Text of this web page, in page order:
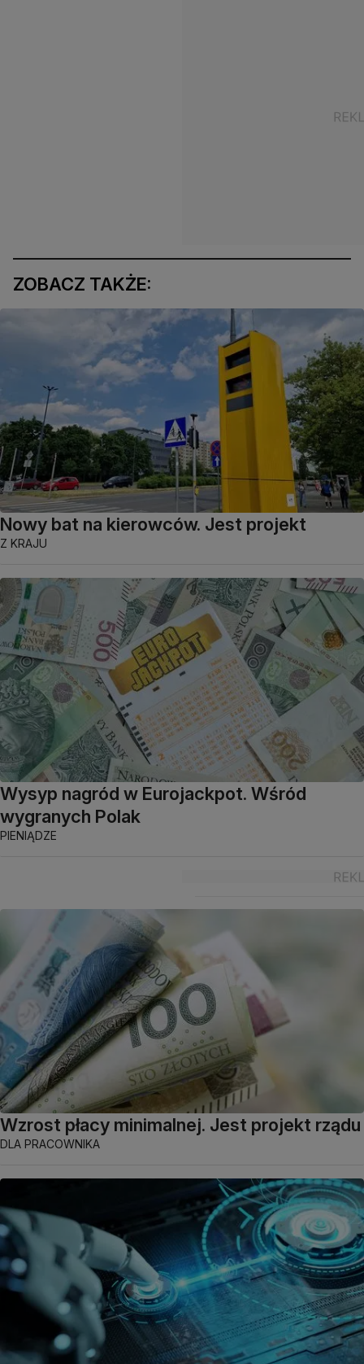
ZOBACZ TAKŻE:
Nowy bat na kierowców. Jest projekt
Z KRAJU
Wysyp nagród w Eurojackpot. Wśród
wygranych Polak
PIENIĄDZE
Wzrost płacy minimalnej. Jest projekt rządu
DLA PRACOWNIKA